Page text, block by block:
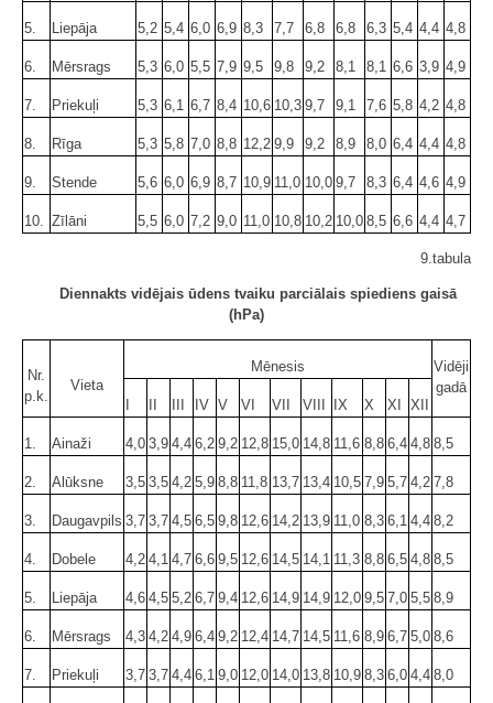
5. Liepāja 5,2 5,4 6,0 6,9 8,3 7,7 6,8 6,8 6,3 5,4 4,4 4,8
6. Mērsrags 5,3 6,0 5,5 7,9 9,5 9,8 9,2 8,1 8,1 6,6 3,9 4,9
7. Priekuļi 5,3 6,1 6,7 8,4 10,6 10,3 9,7 9,1 7,6 5,8 4,2 4,8
8. Rīga 5,3 5,8 7,0 8,8 12,2 9,9 9,2 8,9 8,0 6,4 4,4 4,8
9. Stende 5,6 6,0 6,9 8,7 10,9 11,0 10,0 9,7 8,3 6,4 4,6 4,9
10. Zīlāni 5,5 6,0 7,2 9,0 11,0 10,8 10,2 10,0 8,5 6,6 4,4 4,7
9.tabula
Diennakts vidējais ūdens tvaiku parciālais spiediens gaisā
(hPa)
Nr.
p.k.
Vieta
Mēnesis
Vidēji
gadā
IV V VI VII VIII IX X XI XII
1. Ainaži 4,0 3,9 4,4 6,2 9,2 12,8 15,0 14,8 11,6 8,8 6,4 4,8 8,5
2. Alūksne 3,5 3,5 4,2 5,9 8,8 11,8 13,7 13,4 10,5 7,9 5,7 4,2 7,8
3. Daugavpils 3,7 3,7 4,5 6,5 9,8 12,6 14,2 13,9 11,0 8,3 6,1 4,4 8,2
4. Dobele 4,2 4,1 4,7 6,6 9,5 12,6 14,5 14,1 11,3 8,8 6,5 4,8 8,5
5. Liepāja 4,6 4,5 5,2 6,7 9,4 12,6 14,9 14,9 12,0 9,5 7,0 5,5 8,9
6. Mērsrags 4,3 4,2 4,9 6,4 9,2 12,4 14,7 14,5 11,6 8,9 6,7 5,0 8,6
7. Priekuļi 3,7 3,7 4,4 6,1 9,0 12,0 14,0 13,8 10,9 8,3 6,0 4,4 8,0